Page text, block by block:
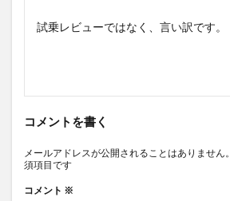
試乗レビューではなく、言い訳です。
コメントを書く
メールアドレスが公開されることはありません。
須項目です
コメント ※